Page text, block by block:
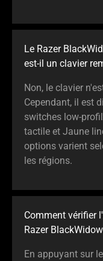
Le Razer
est-il un clavier
Non, le clavier
Cependant, il est
switches low-
tactile et Jaune
options varient
les régions.
Comment vérifier
Razer
En appuyant sur